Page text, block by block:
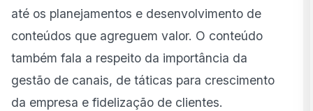
até os planejamentos e desenvolvimento de
conteúdos que agreguem valor. O conteúdo
também fala a respeito da importância da
gestão de canais, de táticas para crescimento
da empresa e fidelização de clientes.